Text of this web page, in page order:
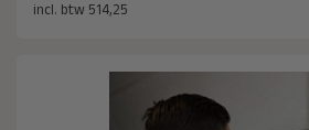
incl. btw 514,25